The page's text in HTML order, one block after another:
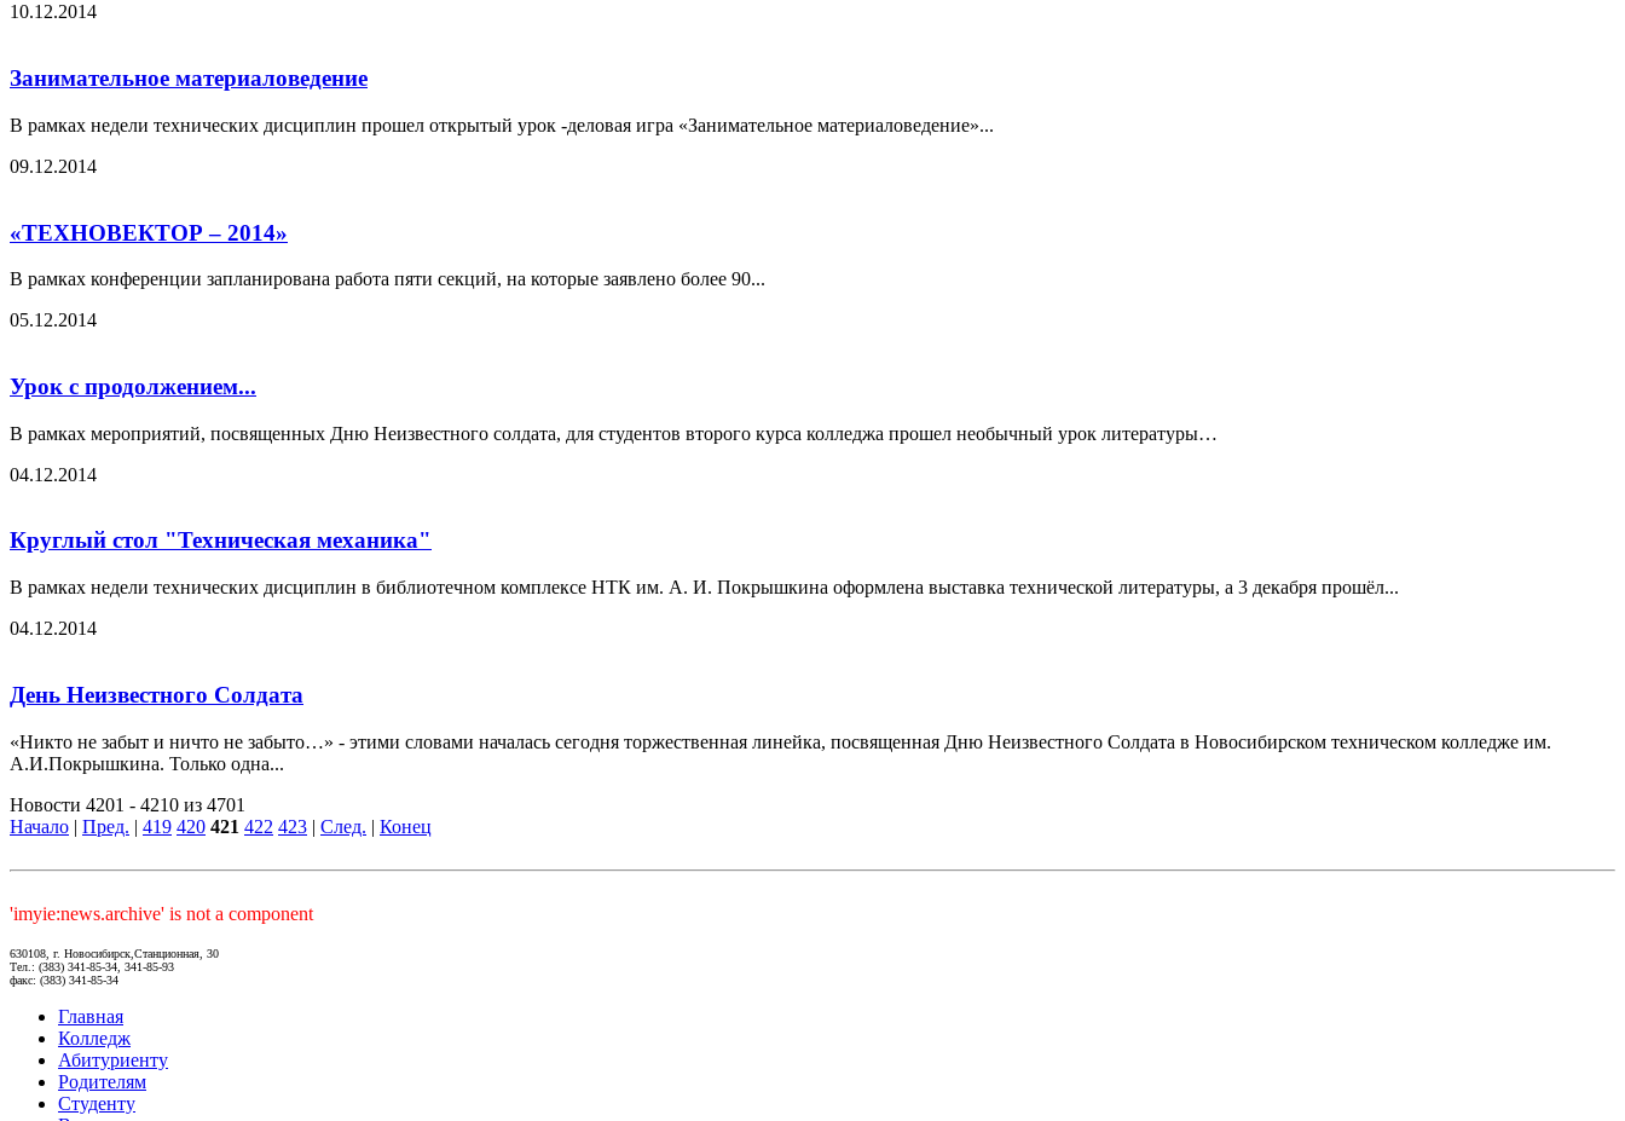
10.12.2014
Занимательное материаловедение
В рамках недели технических дисциплин прошел открытый урок -деловая игра «Занимательное материаловедение»...
09.12.2014
«ТЕХНОВЕКТОР – 2014»
В рамках конференции запланирована работа пяти секций, на которые заявлено более 90...
05.12.2014
Урок с продолжением...
В рамках мероприятий, посвященных Дню Неизвестного солдата, для студентов второго курса колледжа прошел необычный урок литературы…
04.12.2014
Круглый стол "Техническая механика"
В рамках недели технических дисциплин в библиотечном комплексе НТК им. А. И. Покрышкина оформлена выставка технической литературы, а 3 декабря прошёл...
04.12.2014
День Неизвестного Солдата
«Никто не забыт и ничто не забыто…» - этими словами началась сегодня торжественная линейка, посвященная Дню Неизвестного Солдата в Новосибирском техническом колледже им.
А.И.Покрышкина. Только одна...
Новости 4201 - 4210 из 4701
Начало | Пред. | 419 420 421 422 423 | След. | Конец
'imyie:news.archive' is not a component
630108, г. Новосибирск,Станционная, 30
Тел.: (383) 341-85-34, 341-85-93
факс: (383) 341-85-34
Главная
Колледж
Абитуриенту
Родителям
Студенту